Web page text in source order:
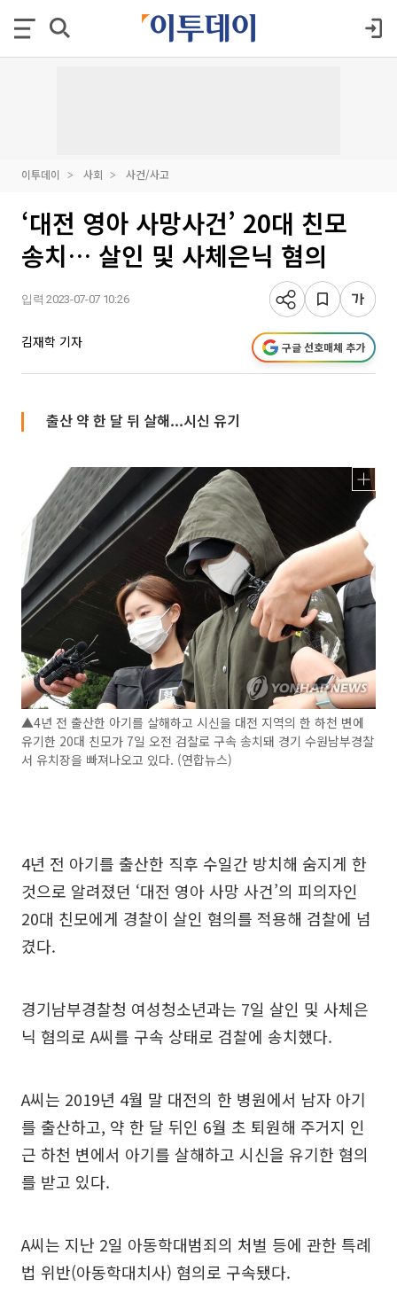
이투데이 사회 사건/사고
‘대전 영아 사망사건’ 20대 친모
송치… 살인 및 사체은닉 혐의
입력 2023-07-07 10:26
김재학 기자 구글 선호매체 추가
출산 약 한 달 뒤 살해...시신 유기
▲4년 전 출산한 아기를 살해하고 시신을 대전 지역의 한 하천 변에
유기한 20대 친모가 7일 오전 검찰로 구속 송치돼 경기 수원남부경찰
서 유치장을 빠져나오고 있다. (연합뉴스)
4년 전 아기를 출산한 직후 수일간 방치해 숨지게 한
것으로 알려졌던 ‘대전 영아 사망 사건’의 피의자인
20대 친모에게 경찰이 살인 혐의를 적용해 검찰에 넘
겼다.
경기남부경찰청 여성청소년과는 7일 살인 및 사체은
닉 혐의로 A씨를 구속 상태로 검찰에 송치했다.
A씨는 2019년 4월 말 대전의 한 병원에서 남자 아기
를 출산하고, 약 한 달 뒤인 6월 초 퇴원해 주거지 인
근 하천 변에서 아기를 살해하고 시신을 유기한 혐의
를 받고 있다.
A씨는 지난 2일 아동학대범죄의 처벌 등에 관한 특례
법 위반(아동학대치사) 혐의로 구속됐다.